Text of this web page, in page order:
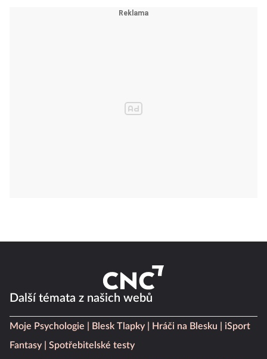
Další témata z našich webů
Moje Psychologie Blesk Tlapky Hráči na Blesku
iSport
Fantasy
Spotřebitelské testy